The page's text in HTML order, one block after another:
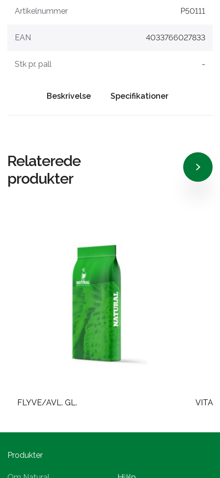
Artikelnummer P50111
EAN 4033766027833
Stk pr. pall -
Beskrivelse Specifikationer
Relaterede
produkter
FLYVE/AVL. GL.
Produkter